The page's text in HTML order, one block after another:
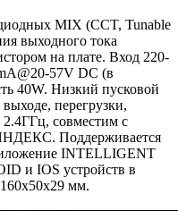
MIX (CCT, Tunable
выходного тока
на плате. Вход 220-
57V DC (в
40W. Низкий пусковой
перегрузки,
2.4ГГц, совместим с
Поддерживается
INTELLIGENT
и IOS устройств в
мм.